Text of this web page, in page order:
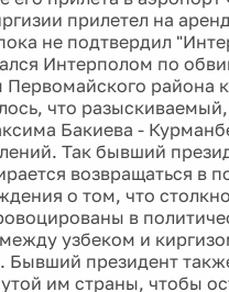
прилетел на
не подтвердил
Интерполом по
района
что
Бакиева -
Так бывший
возвращаться в
о том, что
в
узбеком и
Бывший президент
им страны, чтобы